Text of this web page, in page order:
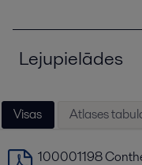
Lejupielādes
Visas Atlases
100001198